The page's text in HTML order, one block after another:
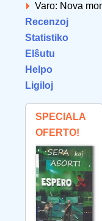
Varo: Nova
Recenzoj
Statistiko
Elŝutu
Helpo
Ligiloj
SPECIALA
OFERTO!